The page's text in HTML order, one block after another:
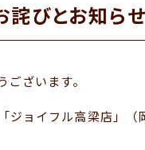
詫びとお知らせ
ざいます。
ジョイフル高梁店」